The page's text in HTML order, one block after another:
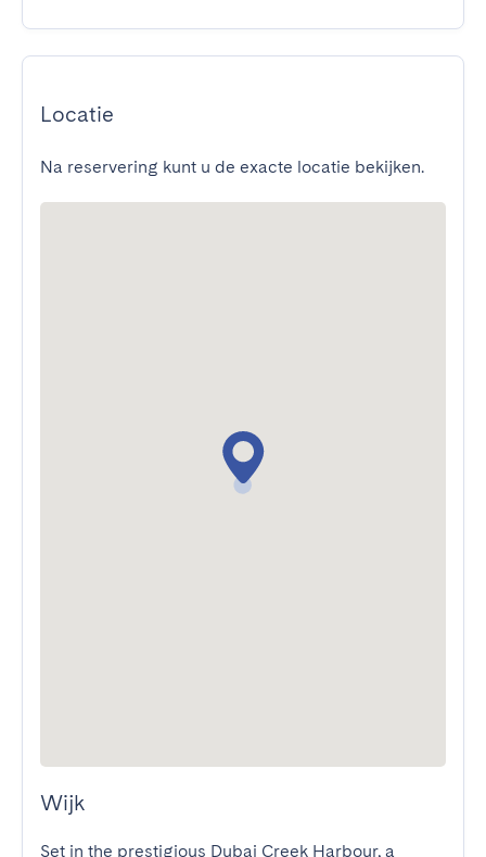
Locatie
Na reservering kunt u de exacte locatie bekijken.
Wijk
Set in the prestigious Dubai Creek Harbour, a